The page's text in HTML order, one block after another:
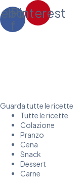
f
Pinterest
Guarda tutte le ricette
Tutte le ricette
Colazione
Pranzo
Cena
Snack
Dessert
Carne